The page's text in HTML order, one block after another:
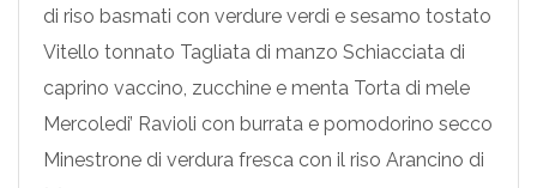
di riso basmati con verdure verdi e sesamo tostato
Vitello tonnato Tagliata di manzo Schiacciata di
caprino vaccino, zucchine e menta Torta di mele
Mercoledi’ Ravioli con burrata e pomodorino secco
Minestrone di verdura fresca con il riso Arancino di